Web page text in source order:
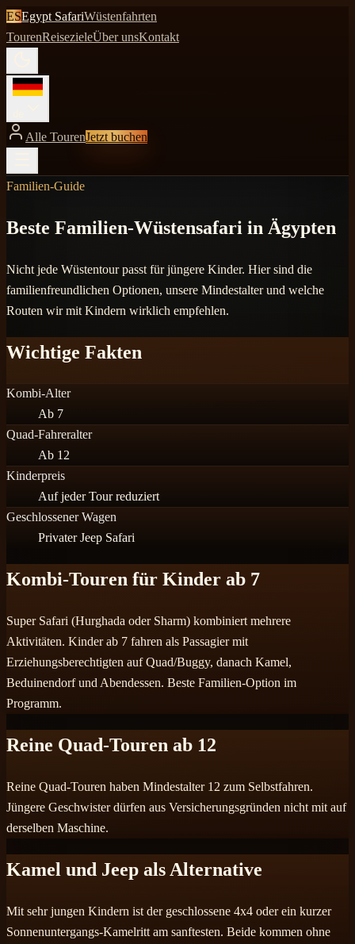
ESEgypt SafariWüstenfahrten
TourenReisezieleÜber unsKontakt
Alle TourenJetzt buchen
Familien-Guide
Beste Familien-Wüstensafari in Ägypten
Nicht jede Wüstentour passt für jüngere Kinder. Hier sind die
familienfreundlichen Optionen, unsere Mindestalter und welche
Routen wir mit Kindern wirklich empfehlen.
Wichtige Fakten
Kombi-Alter
Ab 7
Quad-Fahreralter
Ab 12
Kinderpreis
Auf jeder Tour reduziert
Geschlossener Wagen
Privater Jeep Safari
Kombi-Touren für Kinder ab 7
Super Safari (Hurghada oder Sharm) kombiniert mehrere
Aktivitäten. Kinder ab 7 fahren als Passagier mit
Erziehungsberechtigten auf Quad/Buggy, danach Kamel,
Beduinendorf und Abendessen. Beste Familien-Option im
Programm.
Reine Quad-Touren ab 12
Reine Quad-Touren haben Mindestalter 12 zum Selbstfahren.
Jüngere Geschwister dürfen aus Versicherungsgründen nicht mit auf
derselben Maschine.
Kamel und Jeep als Alternative
Mit sehr jungen Kindern ist der geschlossene 4x4 oder ein kurzer
Sonnenuntergangs-Kamelritt am sanftesten. Beide kommen ohne